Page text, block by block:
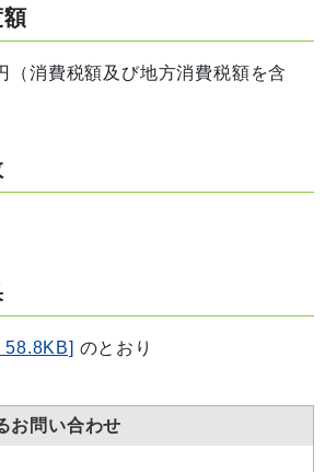
消費税額及び地方消費税額を含
58.8KB] のとおり
お問い合わせ